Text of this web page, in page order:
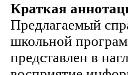
Краткая
Предлагаемый
школьной
представлен в